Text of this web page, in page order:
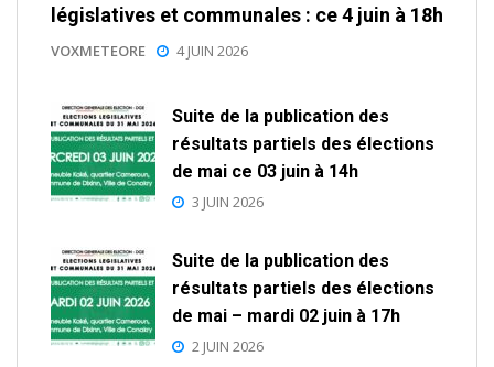
législatives et communales : ce 4 juin à 18h
VOXMETEORE 4 JUIN 2026
Suite de la publication des
résultats partiels des élections
de mai ce 03 juin à 14h
3 JUIN 2026
Suite de la publication des
résultats partiels des élections
de mai – mardi 02 juin à 17h
2 JUIN 2026